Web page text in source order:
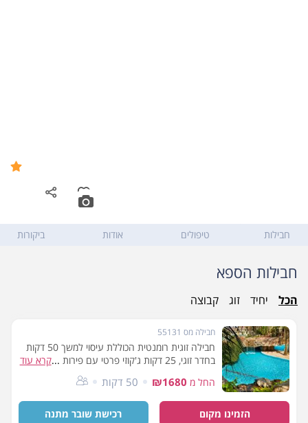
חבילות טיפולים אודות ביקורות
חבילות הספא
הכל יחיד זוג קבוצה
חבילה מס 55131
חבילה זוגית רומנטית הכוללת עיסוי למשך 50 דקות
בחדר זוגי, 25 דקות ג'קוזי פרטי עם פירות ויין, ארוחת
...קרא עוד
החל מ ₪1680 50 דקות
הזמינו מקום רכישת שובר מתנה